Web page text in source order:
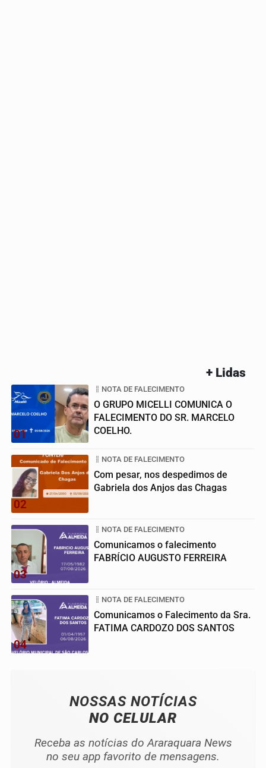
+ Lidas
01
NOTA DE FALECIMENTO
O GRUPO MICELLI COMUNICA O
FALECIMENTO DO SR. MARCELO
COELHO.
02
NOTA DE FALECIMENTO
Com pesar, nos despedimos de
Gabriela dos Anjos das Chagas
03
NOTA DE FALECIMENTO
Comunicamos o falecimento
FABRÍCIO AUGUSTO FERREIRA
04
NOTA DE FALECIMENTO
Comunicamos o Falecimento da Sra.
FATIMA CARDOZO DOS SANTOS
NOSSAS NOTÍCIAS
NO CELULAR
Receba as notícias do Araraquara News
no seu app favorito de mensagens.